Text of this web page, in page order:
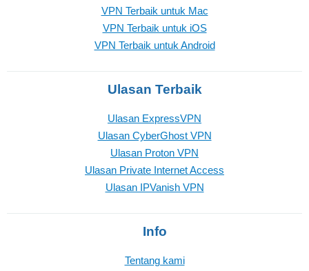
VPN Terbaik untuk Mac
VPN Terbaik untuk iOS
VPN Terbaik untuk Android
Ulasan Terbaik
Ulasan ExpressVPN
Ulasan CyberGhost VPN
Ulasan Proton VPN
Ulasan Private Internet Access
Ulasan IPVanish VPN
Info
Tentang kami